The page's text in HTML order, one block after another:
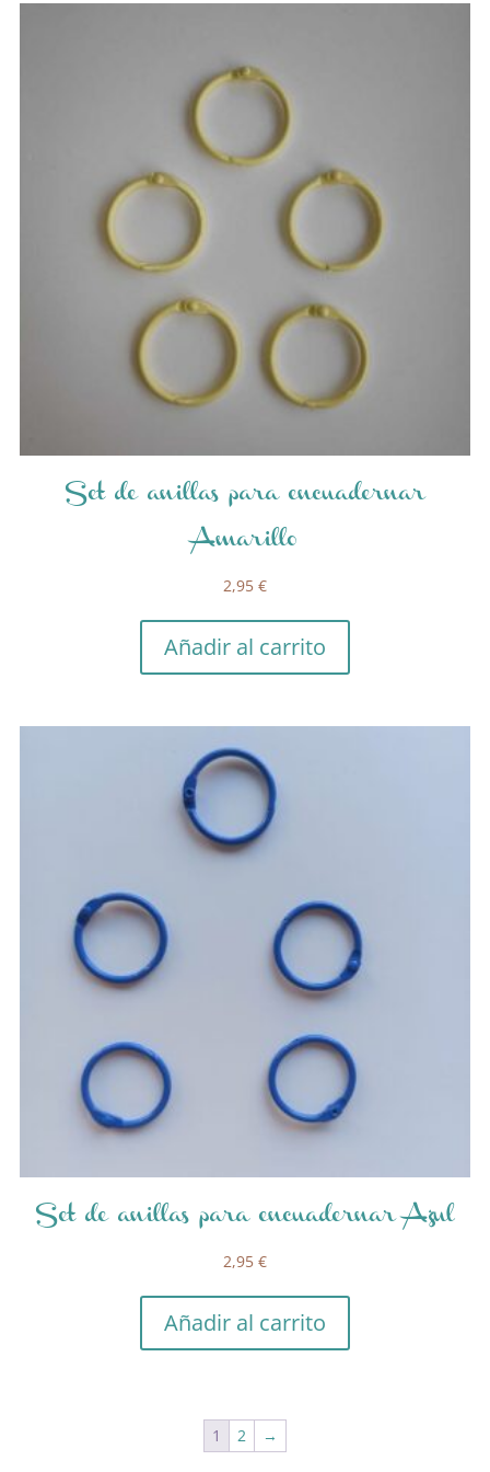
Set de anillas para encuadernar
Amarillo
2,95 €
Añadir al carrito
Set de anillas para encuadernar Azul
2,95 €
Añadir al carrito
1 2 →